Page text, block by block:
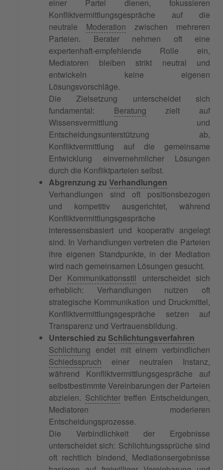
einer Partei dienen, fokussieren
Konfliktvermittlungsgespräche auf die
neutrale Moderation zwischen mehreren
Parteien. Berater nehmen oft eine
expertenhaft-empfehlende Rolle ein,
Mediatoren bleiben strikt neutral und
entwickeln keine eigenen
Lösungsvorschläge.
Die Zielsetzung unterscheidet sich
fundamental: Beratung zielt auf
Wissensvermittlung und
Entscheidungsunterstützung ab,
Konfliktvermittlung auf die gemeinsame
Entwicklung einvernehmlicher Lösungen
durch die Konfliktparteien selbst.
Abgrenzung zu Verhandlungen
Verhandlungen sind oft positionsbezogen
und kompetitiv ausgerichtet, während
Konfliktvermittlungsgespräche
interessensbasiert und kooperativ angelegt
sind. In Verhandlungen vertreten die Parteien
ihre eigenen Standpunkte, in der Mediation
wird nach gemeinsamen Lösungen gesucht.
Der Kommunikationsstil unterscheidet sich
erheblich: Verhandlungen nutzen oft
strategische Kommunikation und Druckmittel,
Konfliktvermittlungsgespräche setzen auf
Transparenz und Vertrauensbildung.
Unterschied zu Schlichtungsverfahren
Schlichtung endet mit einem verbindlichen
Schiedsspruch einer neutralen Instanz,
während Konfliktvermittlungsgespräche auf
selbstbestimmte Vereinbarungen der Parteien
abzielen. Schlichtertreffen Entscheidungen,
Mediatoren moderieren
Entscheidungsprozesse.
Die Verbindlichkeit der Ergebnisse
unterscheidet sich: Schlichtungssprüche sind
oft rechtlich bindend, Mediationsergebnisse